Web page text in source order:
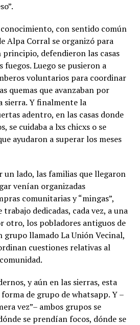
con sentido común
Alpa Corral se organizó para
defendieron las casas
fuegos. Luego se pusieron a
voluntarios para coordinar
quemas que avanzaban por
sierra. Y finalmente la
adentro, en las casas donde
se cuidaba a lxs chicxs o se
ayudaron a superar los meses
un lado, las familias que llegaron
venían organizadas
comunitarias y “mingas”,
dedicadas, cada vez, a una
otro, los pobladores antiguos de
llamado La Unión Vecinal,
cuestiones relativas al
y aún en las sierras, esta
de grupo de whatsapp. Y –
vez”– ambos grupos se
se prendían focos, dónde se